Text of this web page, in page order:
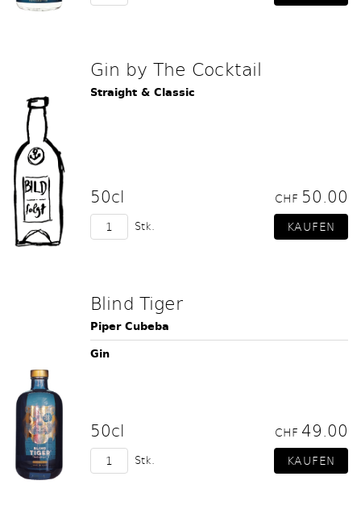
Gin by The Cocktail
Straight & Classic
50cl CHF 50.00
Stk.
Blind Tiger
Piper Cubeba
Gin
50cl CHF 49.00
Stk.